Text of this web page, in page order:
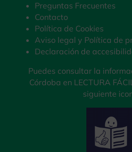
Preguntas Frecuentes
Contacto
Política de Cookies
Aviso legal y Política de
Declaración de
Puedes consultar la
Córdoba en LECTURA
siguiente